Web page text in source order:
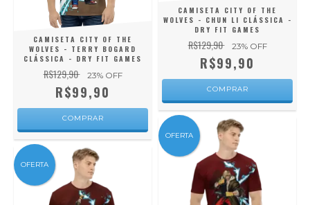
CAMISETA CITY OF THE
WOLVES - TERRY BOGARD
CLÁSSICA - DRY FIT GAMES
R$129,90 23% OFF
R$99,90
COMPRAR
CAMISETA CITY OF THE
WOLVES - CHUN LI CLÁSSICA -
DRY FIT GAMES
R$129,90 23% OFF
R$99,90
COMPRAR
OFERTA
OFERTA